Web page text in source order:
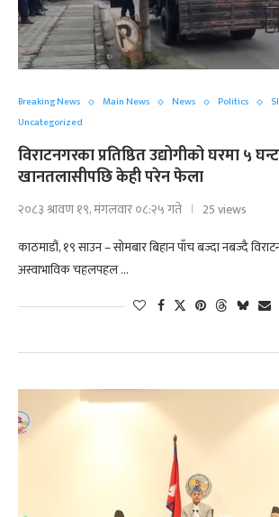
Breaking News Main News News Politics
Uncategorized
विराटनगरका प्रतिष्ठित उद्योगीको घरमा ५
खानतलासीपछि केही परेन फेला
२०८३ श्रावण १९, मंगलवार ०८:२५ गते
25 views
काठमाडौं, १९ साउन – सोमबार बिहान पाँच बज्दा नबज्दै
अस्वाभाविक चहलपहल …